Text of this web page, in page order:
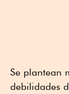
Se plantean
debilidades